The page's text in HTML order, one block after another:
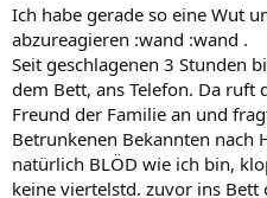
Ich habe gerade so eine Wut
abzureagieren :wand :wand .
Seit geschlagenen 3 Stunden
dem Bett, ans Telefon. Da ruft
Freund der Familie an und
Betrunkenen Bekannten nach
natürlich BLÖD wie ich bin,
keine viertelstd. zuvor ins